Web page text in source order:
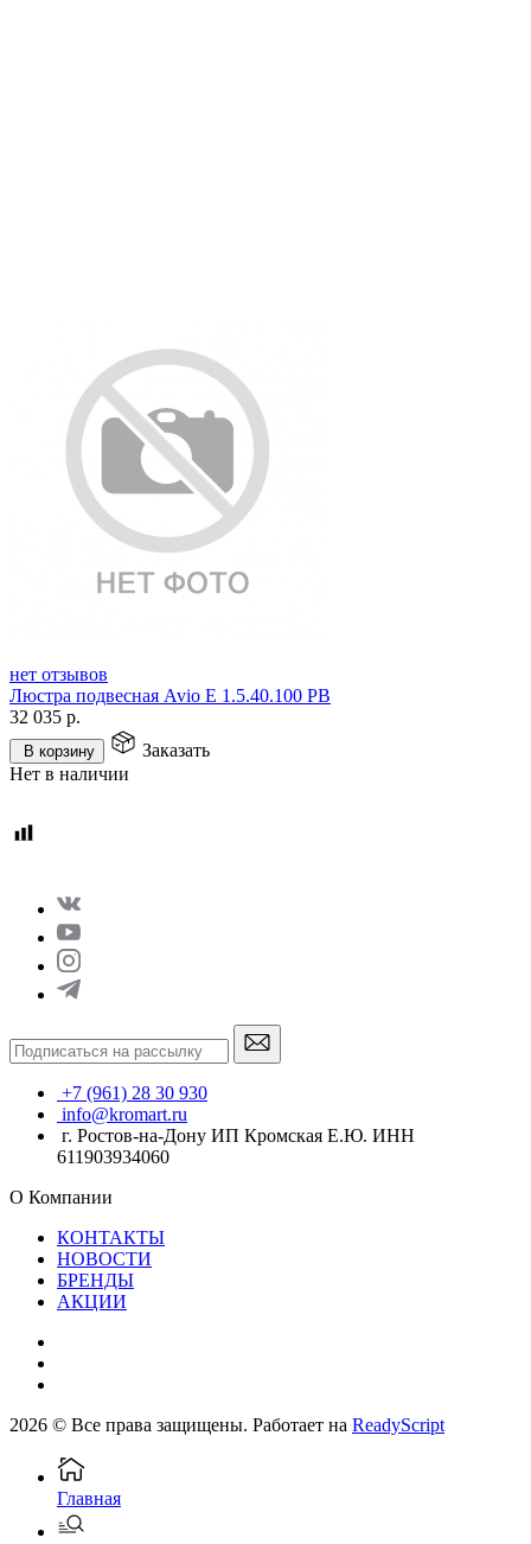
нет отзывов
Люстра подвесная Avio E 1.5.40.100 PB
32 035 р.
В корзину
Заказать
Нет в наличии
+7 (961) 28 30 930
info@kromart.ru
г. Ростов-на-Дону ИП Кромская Е.Ю. ИНН
611903934060
О Компании
КОНТАКТЫ
НОВОСТИ
БРЕНДЫ
АКЦИИ
2026 © Все права защищены. Работает на ReadyScript
Главная